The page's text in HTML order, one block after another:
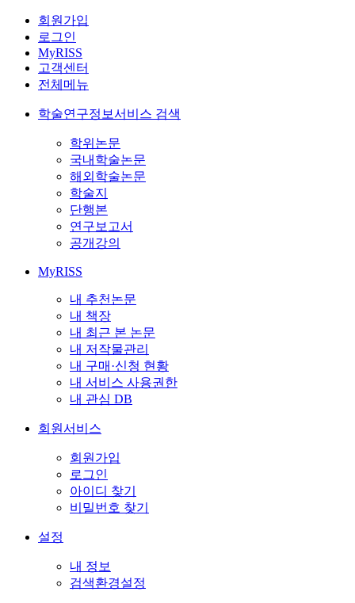
회원가입
로그인
MyRISS
고객센터
전체메뉴
학술연구정보서비스 검색
학위논문
국내학술논문
해외학술논문
학술지
단행본
연구보고서
공개강의
MyRISS
내 추천논문
내 책장
내 최근 본 논문
내 저작물관리
내 구매·신청 현황
내 서비스 사용권한
내 관심 DB
회원서비스
회원가입
로그인
아이디 찾기
비밀번호 찾기
설정
내 정보
검색환경설정